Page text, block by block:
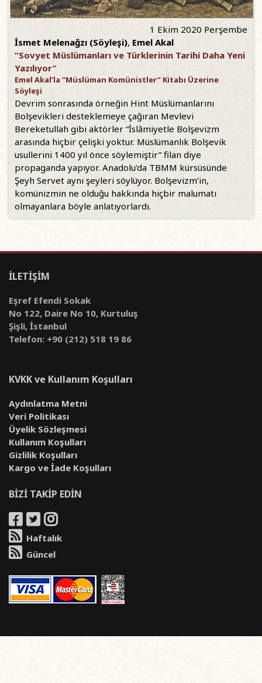
1 Ekim 2020 Perşembe
İsmet Melenağzı (Söyleşi), Emel Akal
“Sovyet Müslümanları ve Türklerinin Tarihi Daha Yeni
Yazılıyor”
Emel Akal’la “Müslüman Komünistler” Kitabı Üzerine
Söyleşi
Devrim sonrasında örneğin Hint Müslümanlarını
Bolşevikleri desteklemeye çağıran Mevlevi
Bereketullah gibi aktörler “İslâmiyetle Bolşevizm
arasında hiçbir çelişki yoktur. Müslümanlık Bolşevik
usullerini 1400 yıl önce söylemiştir” filan diye
propaganda yapıyor. Anadolu’da TBMM kürsüsünde
Şeyh Servet aynı şeyleri söylüyor. Bolşevizm’in,
komünizmin ne olduğu hakkında hiçbir malumatı
olmayanlara böyle anlatıyorlardı.
İLETİŞİM
Eşref Efendi Sokak
No 122, Daire No 10, Kurtuluş
Şişli, İstanbul
Telefon: +90 (212) 518 19 86
KVKK ve Kullanım Koşulları
Aydınlatma Metni
Veri Politikası
Üyelik Sözleşmesi
Kullanım Koşulları
Gizlilik Koşulları
Kargo ve İade Koşulları
BİZİ TAKİP EDİN
Haftalık
Güncel